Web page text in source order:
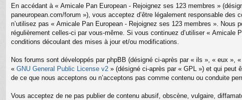
En accédant à « Amicale Pan European - Rejoignez ses 123 membres »
paneuropean.com/forum »), vous acceptez d’être légalement responsable
n’utilisez pas « Amicale Pan European - Rejoignez ses 123 membres ».
régulièrement celles-ci par vous-même. Si vous continuez d’utiliser « Amicale
conditions découlant des mises à jour et/ou modifications.
Nos forums sont développés par phpBB (désigné ci-après par « ils », « eux
« GNU General Public License v2 » (désigné ci-après par « GPL ») et qui peut
de ce que nous acceptons ou n’acceptons pas comme contenu ou conduite
Vous acceptez de ne pas publier de contenu abusif, obscène, vulgaire,